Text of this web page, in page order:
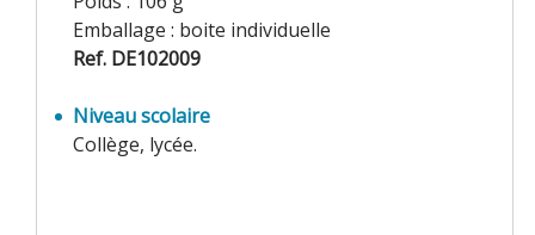
Emballage : boite individuelle
Ref. DE102009
Niveau scolaire
Collège, lycée.